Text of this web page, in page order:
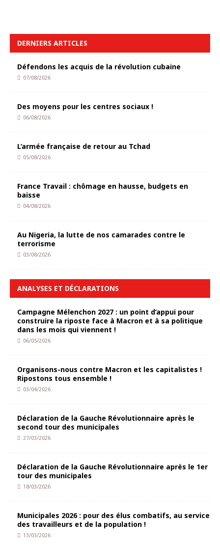
DERNIERS ARTICLES
Défendons les acquis de la révolution cubaine
07/08/2026
Des moyens pour les centres sociaux !
06/08/2026
L’armée française de retour au Tchad
05/08/2026
France Travail : chômage en hausse, budgets en
baisse
04/08/2026
Au Nigeria, la lutte de nos camarades contre le
terrorisme
03/08/2026
ANALYSES ET DÉCLARATIONS
Campagne Mélenchon 2027 : un point d’appui pour
construire la riposte face à Macron et à sa politique
dans les mois qui viennent !
06/05/2026
Organisons-nous contre Macron et les capitalistes !
Ripostons tous ensemble !
03/04/2026
Déclaration de la Gauche Révolutionnaire après le
second tour des municipales
27/03/2026
Déclaration de la Gauche Révolutionnaire après le 1er
tour des municipales
18/03/2026
Municipales 2026 : pour des élus combatifs, au service
des travailleurs et de la population !
13/03/2026